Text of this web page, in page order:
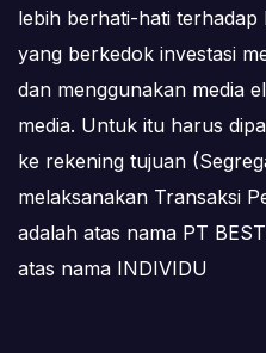
lebih berhati-hati
yang berkedok investasi
dan menggunakan media
media. Untuk itu harus
ke rekening tujuan
melaksanakan Transaksi
adalah atas nama PT
atas nama INDIVIDU